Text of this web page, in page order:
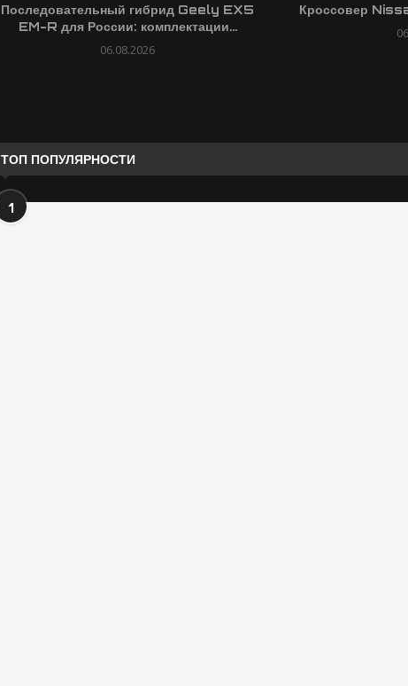
Последовательный гибрид Geely EX5
EM-R для России: комплектации...
06.08.2026
Кроссовер
ТОП ПОПУЛЯРНОСТИ
1